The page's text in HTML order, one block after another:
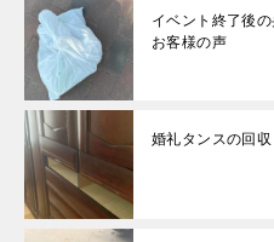
イベント終了後
お客様の声
婚礼タンスの回